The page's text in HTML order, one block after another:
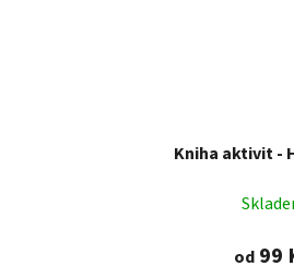
Kniha aktivit -
od 99